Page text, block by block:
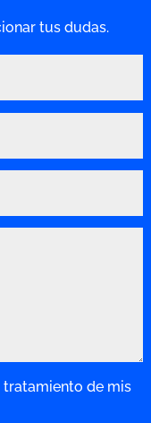
tus dudas.
de mis